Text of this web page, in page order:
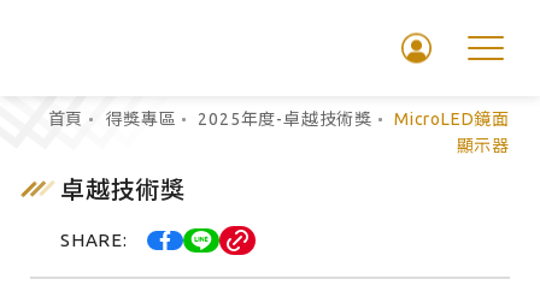
首頁 得獎專區 2025年度-卓越技術獎
MicroLED鏡面
顯示器
卓越技術獎
群
創
SHARE: